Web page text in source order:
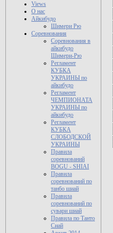
Views
О нас
Айкибудо
Шимери Рю
Соревнования
Соревнования в
айкибудо
Шимери-Рю
Регламент
КУБКА
УКРАИНЫ по
айкибудо
Регламент
ЧЕМПИОНАТА
УКРАИНЫ по
айкибудо
Регламент
КУБКА
СЛОБОДСКОЙ
УКРАИНЫ
Правила
соревнований
BOGU - SHIAI
Правила
соревнований по
танбо шиай
Правила
соревнований по
сувари шиай
Правила по Танто
Сиай